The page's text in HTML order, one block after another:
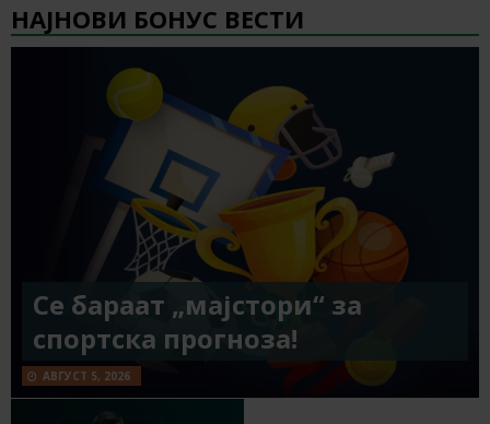
НАЈНОВИ БОНУС ВЕСТИ
Се бараат „мајстори“ за
спортска прогноза!
АВГУСТ 5, 2026